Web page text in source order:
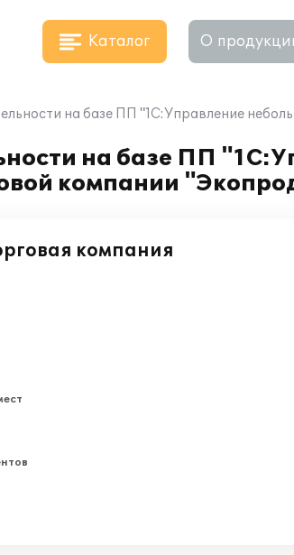
Каталог О
на базе ПП "1С:Управление
на базе ПП
компании
компания